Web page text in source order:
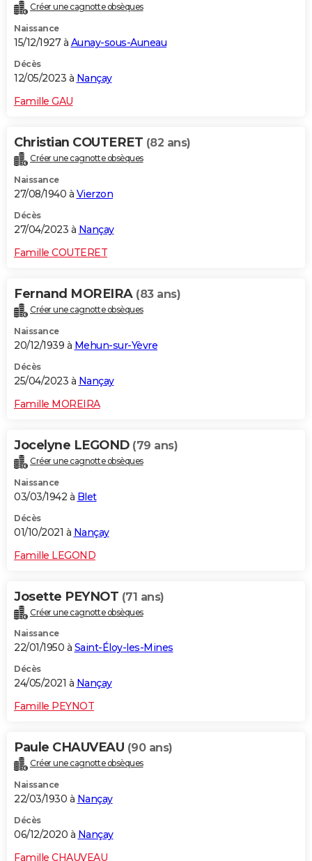
Créer une cagnotte obsèques
Naissance
15/12/1927 à Aunay-sous-Auneau
Décès
12/05/2023 à Nançay
Famille GAU
Christian COUTERET (82 ans)
Créer une cagnotte obsèques
Naissance
27/08/1940 à Vierzon
Décès
27/04/2023 à Nançay
Famille COUTERET
Fernand MOREIRA (83 ans)
Créer une cagnotte obsèques
Naissance
20/12/1939 à Mehun-sur-Yèvre
Décès
25/04/2023 à Nançay
Famille MOREIRA
Jocelyne LEGOND (79 ans)
Créer une cagnotte obsèques
Naissance
03/03/1942 à Blet
Décès
01/10/2021 à Nançay
Famille LEGOND
Josette PEYNOT (71 ans)
Créer une cagnotte obsèques
Naissance
22/01/1950 à Saint-Éloy-les-Mines
Décès
24/05/2021 à Nançay
Famille PEYNOT
Paule CHAUVEAU (90 ans)
Créer une cagnotte obsèques
Naissance
22/03/1930 à Nançay
Décès
06/12/2020 à Nançay
Famille CHAUVEAU